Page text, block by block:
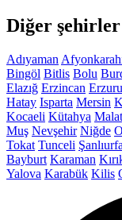
Diğer şehirler
Adıyaman
Bingöl Bitlis Bolu
Elazığ Erzincan
Hatay Isparta Mersin
Kocaeli Kütahya
Muş Nevşehir Niğde
Tokat Tunceli Şanlıurfa
Bayburt Karaman
Yalova Karabük Kilis